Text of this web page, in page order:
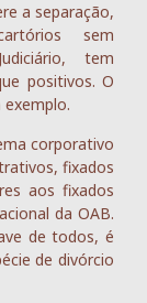
a separação,
sem
tem
positivos. O
corporativo
fixados
aos fixados
da OAB.
de todos, é
de divórcio